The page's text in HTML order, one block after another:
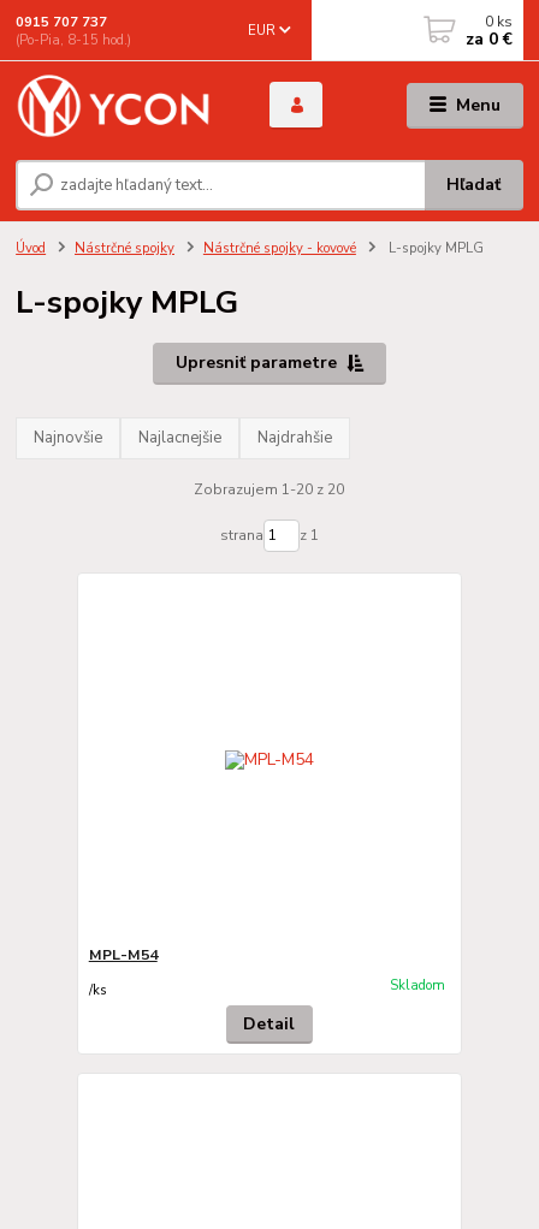
Menu
EUR
Hľadať
0915 707 737
(Po-Pia, 8-15 hod.)
0 ks
za 0 €
Úvod Nástrčné spojky Nástrčné spojky - kovové L-spojky MPLG
L-spojky MPLG
Upresniť parametre
Najnovšie Najlacnejšie Najdrahšie
Zobrazujem 1-20 z 20
strana z 1
MPL-M54
/ks Skladom
Detail